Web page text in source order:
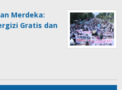
Merdeka:
Gratis dan